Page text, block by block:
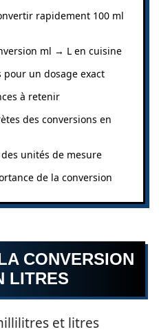
rapidement 100 ml
ml → L en cuisine
pour un dosage exact
à retenir
des conversions en
unités de mesure
de la conversion
CONVERSION
LITRES
et litres